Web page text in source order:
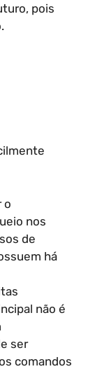
pois
o
nos
de
há
não é
ser
comandos